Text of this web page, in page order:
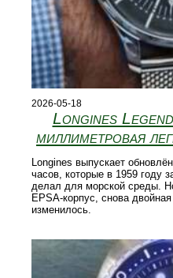
2026-05-18
Longines
миллиметровая
Longines выпускает
часов, которые в 1959 году
делал для морской среды.
EPSA-корпус, снова
изменилось.